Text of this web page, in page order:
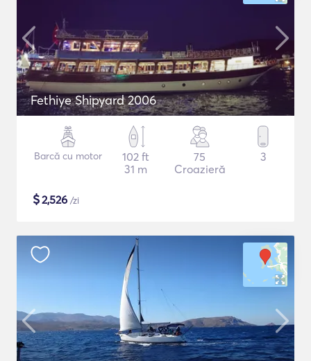
Fethiye Shipyard 2006
Barcă cu motor
102 ft
31 m
75
Croazieră
3
$2,526 /zi